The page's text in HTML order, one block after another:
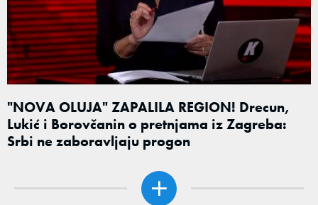
"NOVA OLUJA" ZAPALILA REGION! Drecun,
Lukić i Borovčanin o pretnjama iz Zagreba:
Srbi ne zaboravljaju progon